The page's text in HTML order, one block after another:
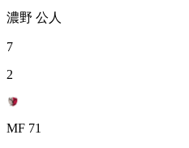
濃野 公人
7
2
MF 71